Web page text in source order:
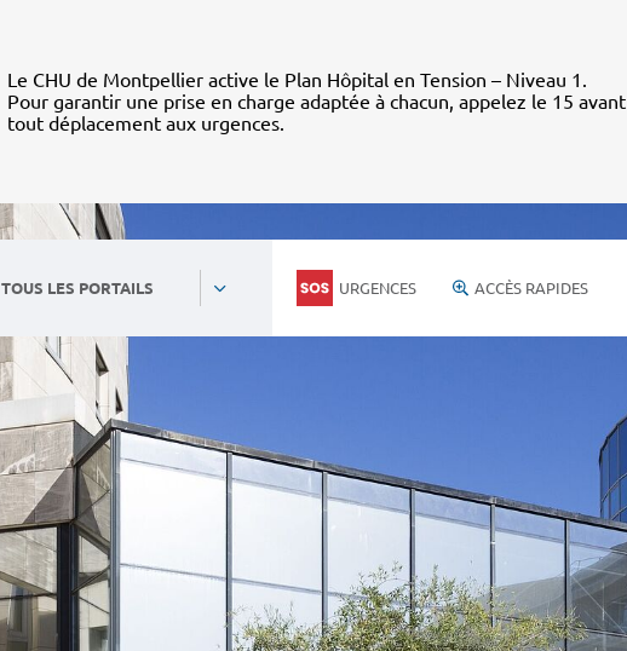
Le CHU de Montpellier active le Plan Hôpital en Tension – Niveau 1.
Pour garantir une prise en charge adaptée à chacun, appelez le 15 avant
tout déplacement aux urgences.
TOUS LES PORTAILS URGENCES ACCÈS RAPIDES